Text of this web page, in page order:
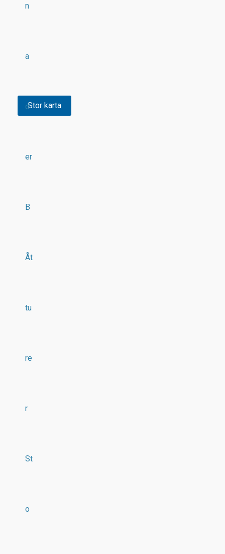
n
a
d
er
B
Åt
tu
re
r
St
o
Stor karta